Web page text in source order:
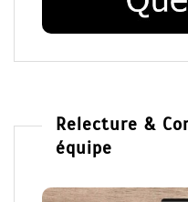
Relecture &
équipe